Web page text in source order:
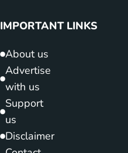
IMPORTANT LINKS
About us
Advertise
with us
Support
us
Disclaimer